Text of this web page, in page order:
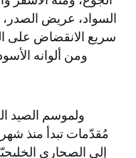
السواد، عريض الصدر،
سريع الانقضاض على
ومن ألوانه
ولموسم الصيد
مُقدّمات تبدأ منذ شهر
إلى الصحارى